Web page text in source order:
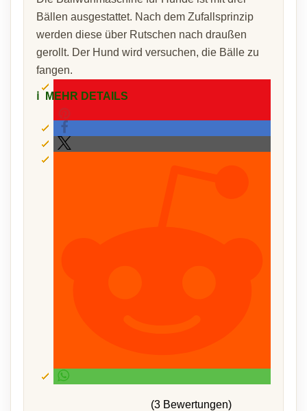
Bällen ausgestattet. Nach dem Zufallsprinzip
werden diese über Rutschen nach draußen
gerollt. Der Hund wird versuchen, die Bälle zu
fangen.
ℹ️ MEHR DETAILS
(3 Bewertungen)